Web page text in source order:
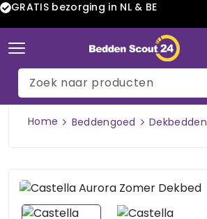
GRATIS bezorging in NL & BE
Home Beddengoed Dekbedden